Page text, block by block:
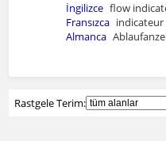
İngilizce flow
Fransızca
Almanca
Rastgele Terim: